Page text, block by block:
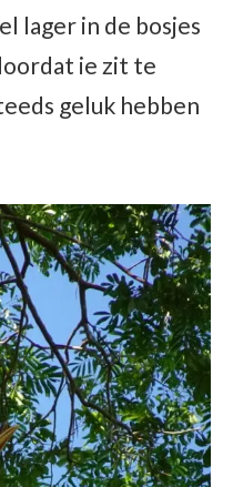
lager in de bosjes
ie zit te
geluk hebben